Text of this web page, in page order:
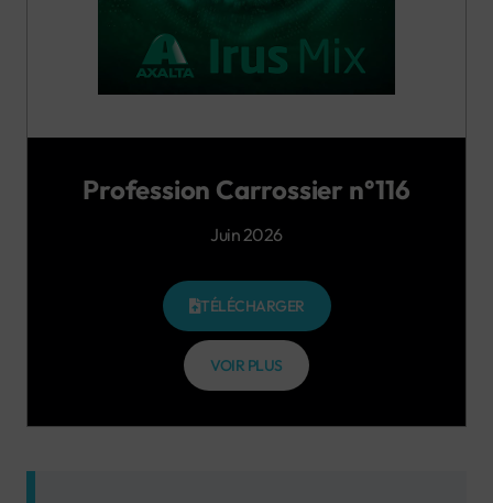
Profession Carrossier n°116
Juin 2026
TÉLÉCHARGER
VOIR PLUS